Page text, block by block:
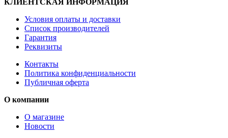
Условия оплаты и доставки
Список производителей
Гарантия
Реквизиты
Контакты
Политика конфиденциальности
Публичная оферта
О компании
О магазине
Новости